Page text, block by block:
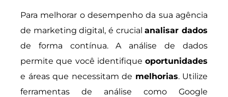
Para melhorar o desempenho da sua agência
de marketing digital, é crucialanalisar dados
de forma contínua. A análise de dados
permite que você identifique oportunidades
e áreas que necessitam de melhorias. Utilize
ferramentas de análise como Google